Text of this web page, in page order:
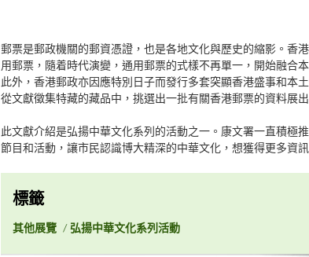
郵票是郵政機關的郵資憑證，也是各地文化與歷史的縮影。香
用郵票，隨着時代演變，通用郵票的式樣不再單一，開始融合
此外，香港郵政亦因應特別日子而發行多套突顯香港盛事和本
從文獻徵集特藏的藏品中，挑選出一批有關香港郵票的資料展
此文獻介紹是弘揚中華文化系列的活動之一。康文署一直積極
節目和活動，讓市民認識博大精深的中華文化，想獲得更多資
標籤
其他展覽 / 弘揚中華文化系列活動